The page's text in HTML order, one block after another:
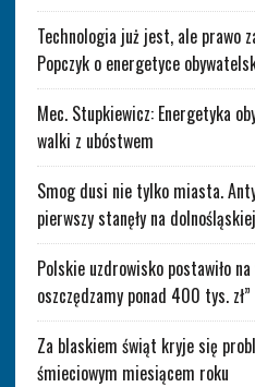
Technologia już jest, ale prawo
Popczyk o energetyce
Mec. Stupkiewicz: Energetyka
walki z ubóstwem
Smog dusi nie tylko miasta.
pierwszy stanęły na
Polskie uzdrowisko postawiło
oszczędzamy ponad 400 tys. zł”
Za blaskiem świąt kryje się
śmieciowym miesiącem roku